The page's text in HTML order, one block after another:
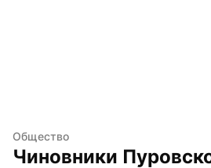
Общество
Чиновники